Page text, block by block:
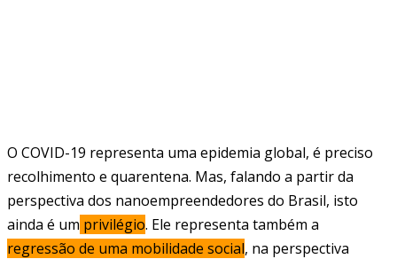
O COVID-19 representa uma epidemia global, é preciso
recolhimento e quarentena. Mas, falando a partir da
perspectiva dos nanoempreendedores do Brasil, isto
ainda é um privilégio. Ele representa também a
regressão de uma mobilidade social, na perspectiva